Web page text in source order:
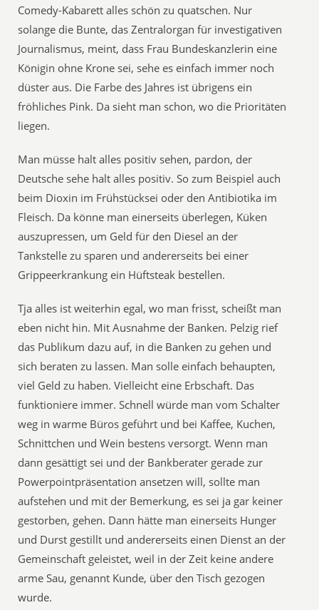
Comedy-Kabarett alles schön zu quatschen. Nur
solange die Bunte, das Zentralorgan für investigativen
Journalismus, meint, dass Frau Bundeskanzlerin eine
Königin ohne Krone sei, sehe es einfach immer noch
düster aus. Die Farbe des Jahres ist übrigens ein
fröhliches Pink. Da sieht man schon, wo die Prioritäten
liegen.
Man müsse halt alles positiv sehen, pardon, der
Deutsche sehe halt alles positiv. So zum Beispiel auch
beim Dioxin im Frühstücksei oder den Antibiotika im
Fleisch. Da könne man einerseits überlegen, Küken
auszupressen, um Geld für den Diesel an der
Tankstelle zu sparen und andererseits bei einer
Grippeerkrankung ein Hüftsteak bestellen.
Tja alles ist weiterhin egal, wo man frisst, scheißt man
eben nicht hin. Mit Ausnahme der Banken. Pelzig rief
das Publikum dazu auf, in die Banken zu gehen und
sich beraten zu lassen. Man solle einfach behaupten,
viel Geld zu haben. Vielleicht eine Erbschaft. Das
funktioniere immer. Schnell würde man vom Schalter
weg in warme Büros geführt und bei Kaffee, Kuchen,
Schnittchen und Wein bestens versorgt. Wenn man
dann gesättigt sei und der Bankberater gerade zur
Powerpointpräsentation ansetzen will, sollte man
aufstehen und mit der Bemerkung, es sei ja gar keiner
gestorben, gehen. Dann hätte man einerseits Hunger
und Durst gestillt und andererseits einen Dienst an der
Gemeinschaft geleistet, weil in der Zeit keine andere
arme Sau, genannt Kunde, über den Tisch gezogen
wurde.